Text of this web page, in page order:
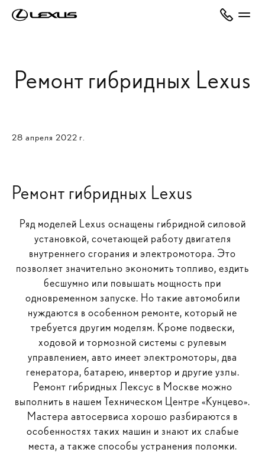
Ремонт гибридных Lexus
28 апреля 2022 г.
Ремонт гибридных Lexus
Ряд моделей Lexus оснащены гибридной силовой
установкой, сочетающей работу двигателя
внутреннего сгорания и электромотора. Это
позволяет значительно экономить топливо, ездить
бесшумно или повышать мощность при
одновременном запуске. Но такие автомобили
нуждаются в особенном ремонте, который не
требуется другим моделям. Кроме подвески,
ходовой и тормозной системы с рулевым
управлением, авто имеет электромоторы, два
генератора, батарею, инвертор и другие узлы.
Ремонт гибридных Лексус в Москве можно
выполнить в нашем Техническом Центре «Кунцево».
Мастера автосервиса хорошо разбираются в
особенностях таких машин и знают их слабые
места, а также способы устранения поломки.